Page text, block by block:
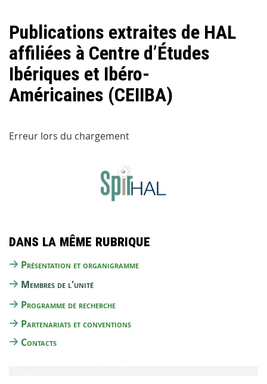
Publications extraites de HAL
affiliées à Centre d’Études
Ibériques et Ibéro-
Américaines (CEIIBA)
Erreur lors du chargement
Dans la même rubrique
Présentation et organigramme
Membres de l'unité
Programme de recherche
Partenariats et conventions
Contacts